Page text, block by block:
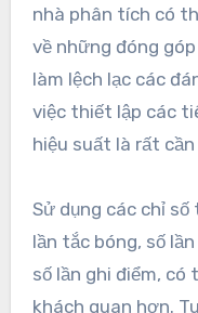
nhà phân tích có
về những đóng
làm lệch lạc các
việc thiết lập các
hiệu suất là rất
Sử dụng các chỉ
lần tắc bóng, số
số lần ghi điểm, có
khách quan hơn.